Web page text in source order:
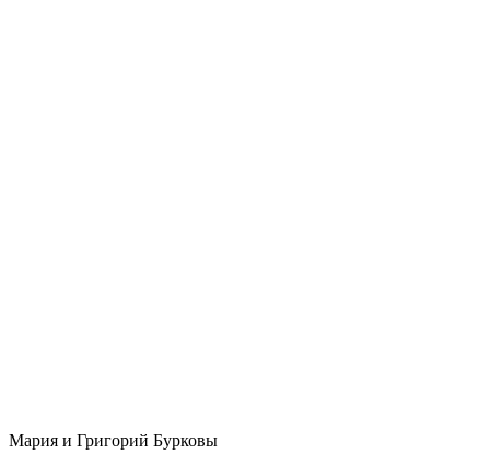
Мария и Григорий Бурковы